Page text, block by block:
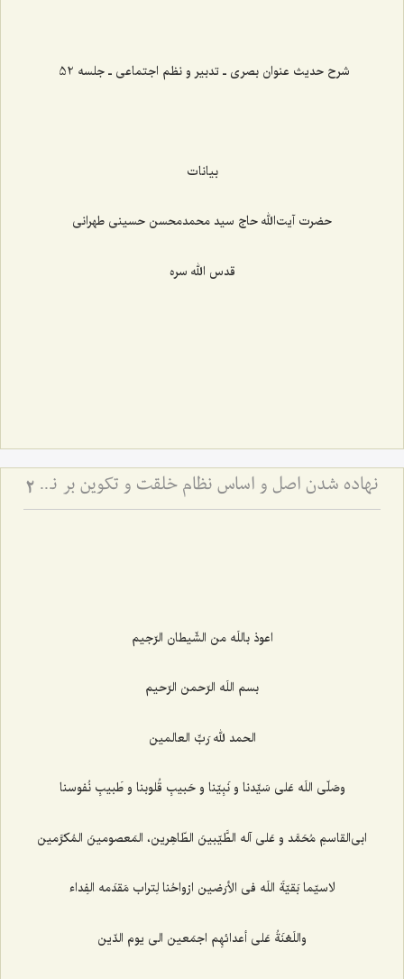
شرح حدیث عنوان بصری ـ تدبیر و نظم اجتماعی ـ جلسه 52
بیانات
حضرت آیت‌الله حاج سید محمدمحسن حسینی طهرانی
قدس الله سره
نهاده شدن اصل و اساس نظام خلقت و تكوین بر نظم 2
اعوذ باللَه من الشّيطان الرّجيم‌
بسم اللَه الرّحمن الرّحيم‌
الحمد لله رَبِّ العالمين‌
وصَلّى اللَه عَلى سَيِّدنا و نَبِيّنا و حَبيبِ قُلوبنا و طَبيبِ نُفوسنا
ابى‌القاسمِ مُحَمَّد و عَلى آله الطَّيّبينَ الطّاهِرين، المَعصومينَ المُكرَّمين‌
لاسيّما بَقيّةَ اللَه فى الأرَضين ارْواحُنا لِتراب مَقدَمه الفِداء
واللَعْنَةُ عَلى أعدائهِم اجمَعين الى يوم الدّين‌